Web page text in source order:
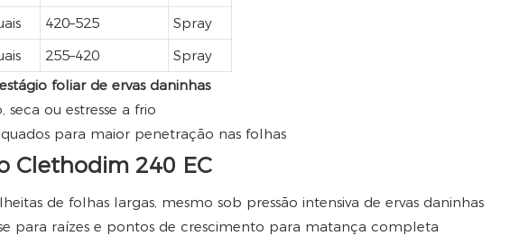
420–525
Spray
255–420
Spray
foliar de ervas daninhas
ou estresse a frio
para maior penetração nas folhas
Clethodim 240 EC
de folhas largas, mesmo sob pressão intensiva de ervas daninhas
para raízes e pontos de crescimento para matança completa